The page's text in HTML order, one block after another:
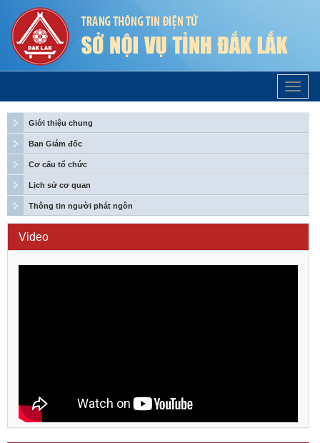
Trang
Chủ
Giới thiệu chung
Ban Giám đốc
Cơ cấu tổ chức
Lịch sử cơ quan
Thông tin người phát ngôn
Video